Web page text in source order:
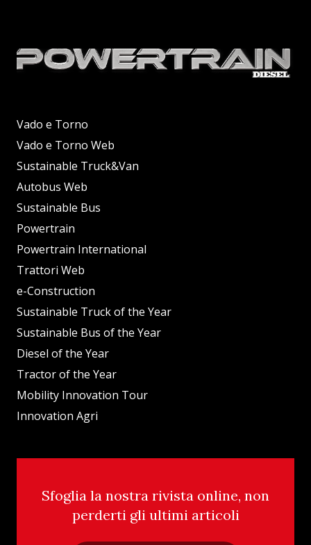
Vado e Torno
Vado e Torno Web
Sustainable Truck&Van
Autobus Web
Sustainable Bus
Powertrain
Powertrain International
Trattori Web
e-Construction
Sustainable Truck of the Year
Sustainable Bus of the Year
Diesel of the Year
Tractor of the Year
Mobility Innovation Tour
Innovation Agri
Sfoglia la nostra rivista online, non
perderti gli ultimi articoli